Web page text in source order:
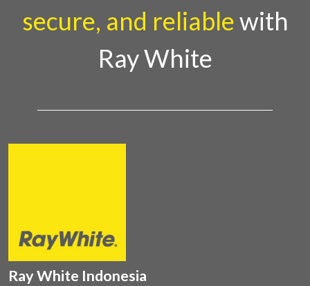
secure, and reliablewith
Ray White
Ray White Indonesia